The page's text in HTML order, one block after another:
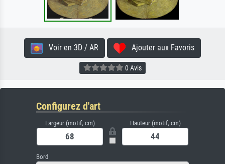
Voir en 3D / AR Ajouter aux Favoris
0 Avis
Configurez d'art
Largeur (motif, cm) Hauteur (motif, cm)
Bord